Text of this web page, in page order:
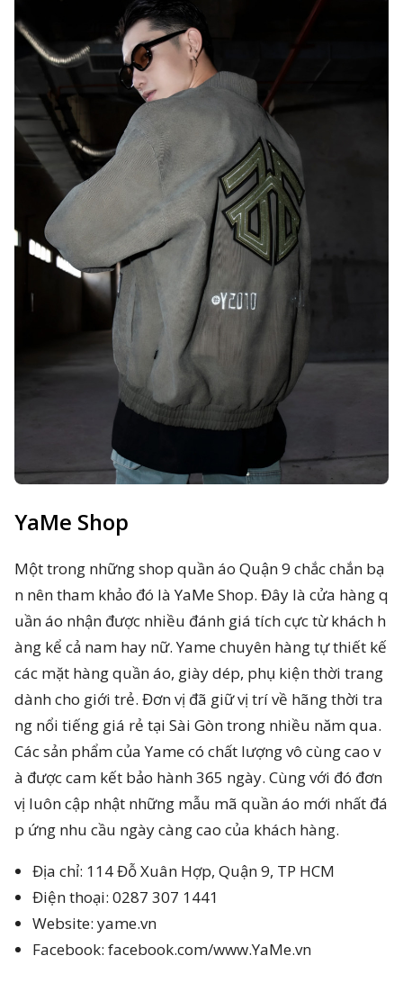
YaMe Shop
Một trong những shop quần áo Quận 9 chắc chắn bạ
n nên tham khảo đó là YaMe Shop. Đây là cửa hàng q
uần áo nhận được nhiều đánh giá tích cực từ khách h
àng kể cả nam hay nữ. Yame chuyên hàng tự thiết kế
các mặt hàng quần áo, giày dép, phụ kiện thời trang
dành cho giới trẻ. Đơn vị đã giữ vị trí về hãng thời tra
ng nổi tiếng giá rẻ tại Sài Gòn trong nhiều năm qua.
Các sản phẩm của Yame có chất lượng vô cùng cao v
à được cam kết bảo hành 365 ngày. Cùng với đó đơn
vị luôn cập nhật những mẫu mã quần áo mới nhất đá
p ứng nhu cầu ngày càng cao của khách hàng.
Địa chỉ: 114 Đỗ Xuân Hợp, Quận 9, TP HCM
Điện thoại: 0287 307 1441
Website: yame.vn
Facebook: facebook.com/www.YaMe.vn